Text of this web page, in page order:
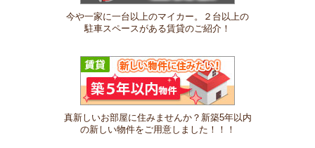
今や一家に一台以上のマイカー。２台以上の
駐車スペースがある賃貸のご紹介！
真新しいお部屋に住みませんか？新築5年以内
の新しい物件をご用意しました！！！